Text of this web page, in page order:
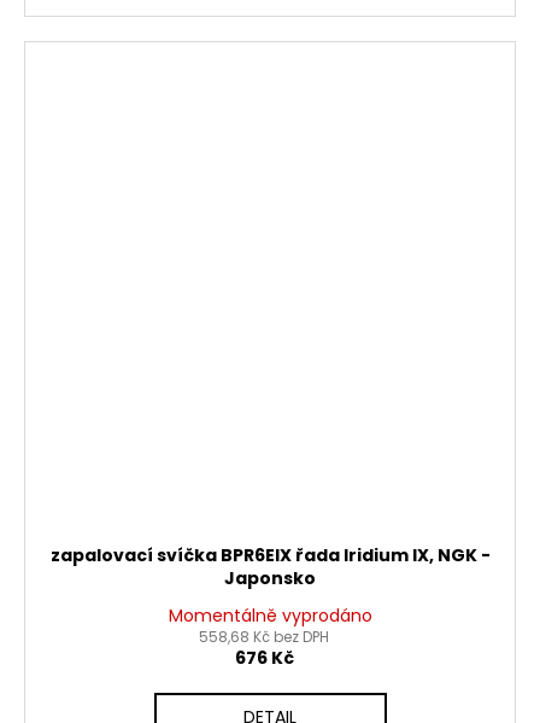
zapalovací svíčka BPR6EIX řada Iridium IX, NGK -
Japonsko
Momentálně vyprodáno
558,68 Kč bez DPH
676 Kč
DETAIL